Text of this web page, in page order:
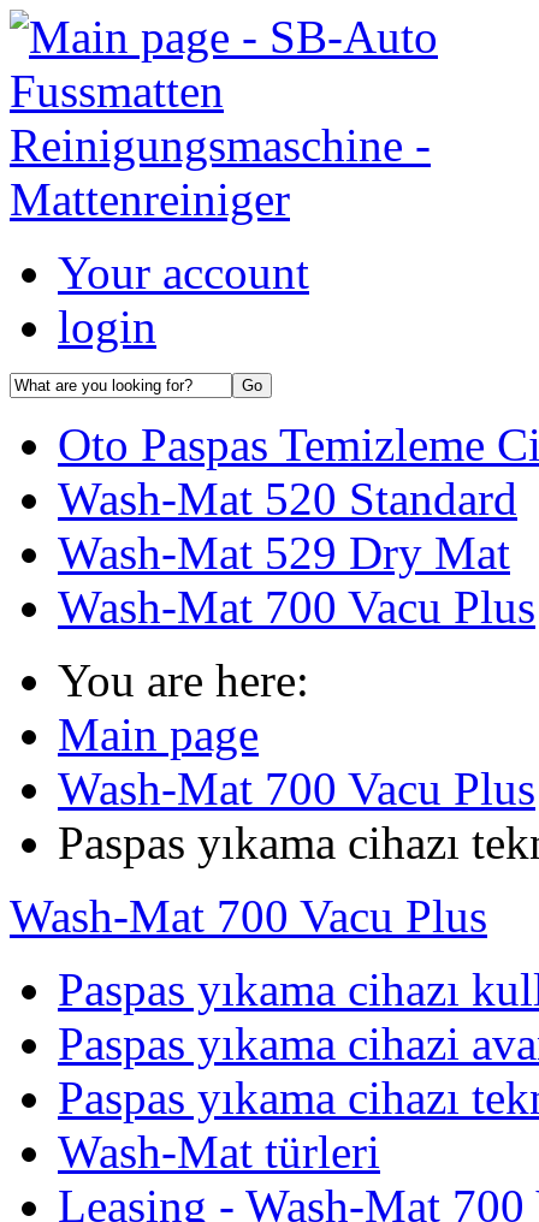
Your account
login
Oto Paspas Temizleme
Wash-Mat 520 Standard
Wash-Mat 529 Dry Mat
Wash-Mat 700 Vacu Plus
You are here:
Main page
Wash-Mat 700 Vacu Plus
Paspas yıkama cihazı
Wash-Mat 700 Vacu Plus
Paspas yıkama cihazı
Paspas yıkama cihazi
Paspas yıkama cihazı
Wash-Mat türleri
Leasing - Wash-Mat 700